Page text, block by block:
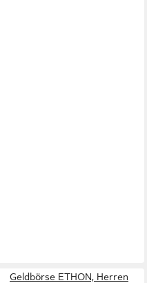
Geldbörse ETHON, Herren